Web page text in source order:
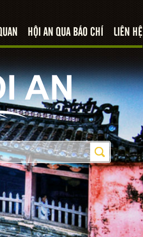
HỘI AN QUA BÁO CHÍ LIÊN HỆ